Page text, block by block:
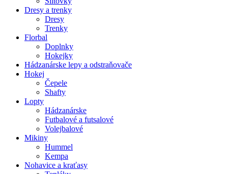
Dresy a trenky
Dresy
Trenky
Florbal
Doplnky
Hokejky
Hádzanárske lepy a odstraňovače
Hokej
Čepele
Shafty
Lopty
Hádzanárske
Futbalové a futsalové
Volejbalové
Mikiny
Hummel
Kempa
Nohavice a kraťasy